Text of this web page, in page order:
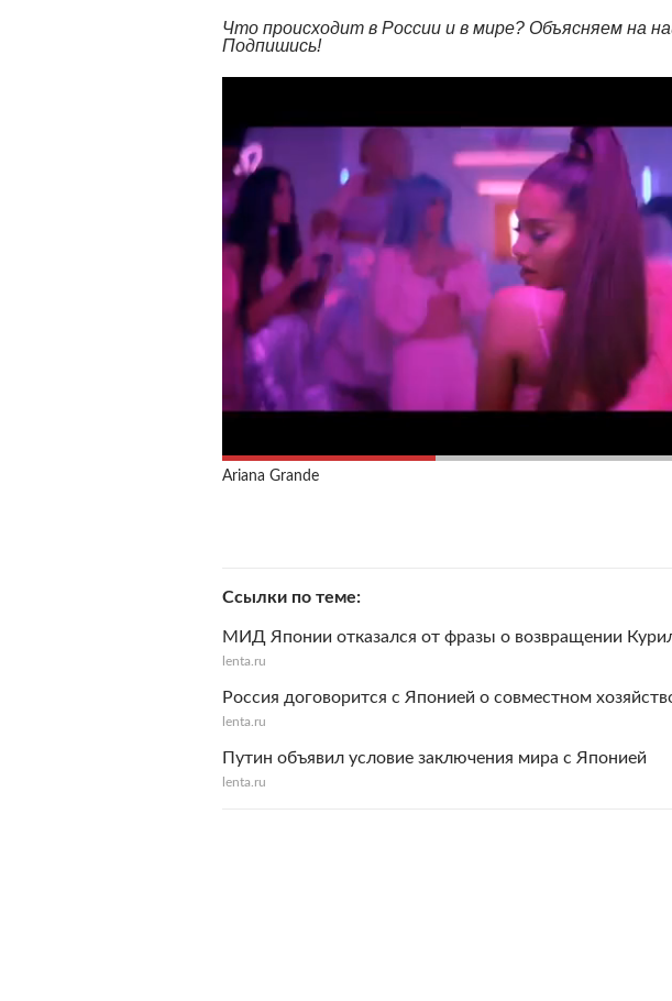
Что происходит в России и в мире? Объясняем на
Подпишись!
Ariana Grande
Ссылки по теме
МИД Японии отказался от фразы о возвращении
lenta.ru
Россия договорится с Японией о совместном
lenta.ru
Путин объявил условие заключения мира с Японией
lenta.ru